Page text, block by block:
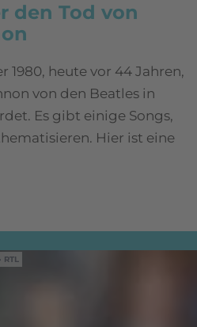
den Tod von
1980, heute vor 44 Jahren,
von den Beatles in
Es gibt einige Songs,
Hier ist eine
RTL